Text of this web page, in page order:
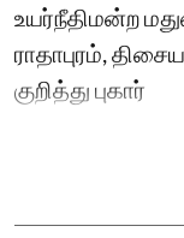
உயர்நீதிமன்ற
ராதாபுரம்,
குறித்து புகார்